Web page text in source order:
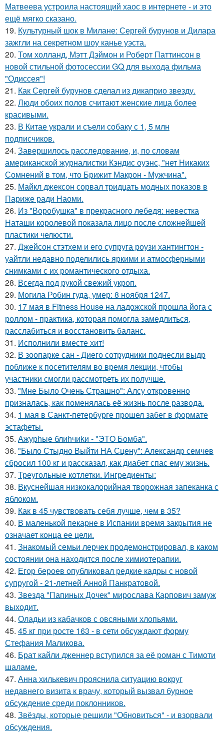
Матвеева устроила настоящий хаос в интернете - и это
ещё мягко сказано.
19. Культурный шок в Милане: Сергей бурунов и Дилара
зажгли на секретном шоу канье уэста.
20. Том холланд, Мэтт Дэймон и Роберт Паттинсон в
новой стильной фотосессии GQ для выхода фильма
"Одиссея"!
21. Как Сергей бурунов сделал из дикаприо звезду.
22. Люди обоих полов считают женские лица более
красивыми.
23. В Китае украли и съели собаку с 1, 5 млн
подписчиков.
24. Завершилось расследование, и, по словам
американской журналистки Кэндис оуэнс, "нет Никаких
Сомнений в том, что Брижит Макрон - Мужчина".
25. Майкл джексон сорвал тридцать модных показов в
Париже ради Наоми.
26. Из "Воробушка" в прекрасного лебедя: невестка
Наташи королевой показала лицо после сложнейшей
пластики челюсти.
27. Джейсон стэтхем и его супруга роузи хантингтон -
уайтли недавно поделились яркими и атмосферными
снимками с их романтического отдыха.
28. Всегда под рукой свежий укроп.
29. Могила Робин гуда, умер: 8 ноября 1247.
30. 17 мая в Fitness House на ладожской прошла йога с
роллом - практика, которая помогла замедлиться,
расслабиться и восстановить баланс.
31. Исполнили вместе хит!
32. В зоопарке сан - Диего сотрудники поднесли выдр
поближе к посетителям во время лекции, чтобы
участники смогли рассмотреть их получше.
33. "Мне Было Очень Страшно": Алсу откровенно
призналась, как поменялась её жизнь после развода.
34. 1 мая в Санкт-петербурге прошел забег в формате
эстафеты.
35. Ажурhые блиhчиkи - "ЭТO Бомба".
36. "Было Стыдно Выйти НА Сцену": Александр семчев
сбросил 100 кг и рассказал, как диабет спас ему жизнь.
37. Треугольные котлетки. Ингредиенты:
38. Вкуснейшая низкокалорийная творожная запеканка с
яблоком.
39. Как в 45 чувствовать себя лучше, чем в 35?
40. В маленькой пекарне в Испании время закрытия не
означает конца ее цели.
41. Знакомый семьи лерчек продемонстрировал, в каком
состоянии она находится после химиотерапии.
42. Егор бероев опубликовал редкие кадры с новой
супругой - 21-летней Анной Панкратовой.
43. Звезда "Папиных Дочек" мирослава Карпович замуж
выходит.
44. Оладьи из кабачков с овсяными хлопьями.
45. 45 кг при росте 163 - в сети обсуждают форму
Стефания Маликова.
46. Брат кайли дженнер вступился за её роман с Тимоти
шаламе.
47. Анна хилькевич прояснила ситуацию вокруг
недавнего визита к врачу, который вызвал бурное
обсуждение среди поклонников.
48. Звёзды, которые решили "Обновиться" - и взорвали
обсуждения.